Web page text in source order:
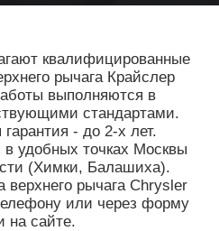
квалифицированные
рычага Крайслер
выполняются в
стандартами.
- до 2-х лет.
в удобных точках Москвы
(Химки, Балашиха).
верхнего рычага Chrysler
или через форму
на сайте.